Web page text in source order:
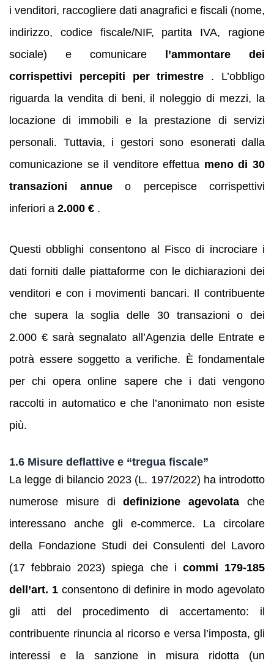
i venditori, raccogliere dati anagrafici e fiscali (nome,
indirizzo, codice fiscale/NIF, partita IVA, ragione
sociale) e comunicare
l’ammontare dei
corrispettivi percepiti per trimestre . L’obbligo
riguarda la vendita di beni, il noleggio di mezzi, la
locazione di immobili e la prestazione di servizi
personali. Tuttavia, i gestori sono esonerati dalla
comunicazione se il venditore effettua meno di 30
transazioni annueo percepisce corrispettivi
inferiori a 2.000 € .
Questi obblighi consentono al Fisco di incrociare i
dati forniti dalle piattaforme con le dichiarazioni dei
venditori e con i movimenti bancari. Il contribuente
che supera la soglia delle 30 transazioni o dei
2.000 € sarà segnalato all’Agenzia delle Entrate e
potrà essere soggetto a verifiche. È fondamentale
per chi opera online sapere che i dati vengono
raccolti in automatico e che l’anonimato non esiste
più.
1.6 Misure deflattive e “tregua fiscale”
La legge di bilancio 2023 (L. 197/2022) ha introdotto
numerose misure didefinizione agevolata che
interessano anche gli e‑commerce. La circolare
della Fondazione Studi dei Consulenti del Lavoro
(17 febbraio 2023) spiega che i commi 179‑185
dell’art. 1consentono di definire in modo agevolato
gli atti del procedimento di accertamento: il
contribuente rinuncia al ricorso e versa l’imposta, gli
interessi e la sanzione in misura ridotta (un